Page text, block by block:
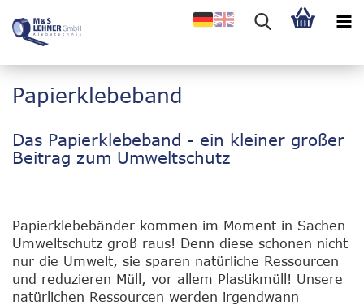
Papierklebeband
Das Papierklebeband - ein kleiner großer
Beitrag zum Umweltschutz
Papierklebebänder kommen im Moment in Sachen
Umweltschutz groß raus! Denn diese schonen nicht
nur die Umwelt, sie sparen natürliche Ressourcen
und reduzieren Müll, vor allem Plastikmüll! Unsere
natürlichen Ressourcen werden irgendwann